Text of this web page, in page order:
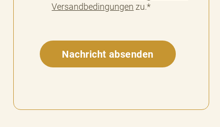
Versandbedingungen zu.*